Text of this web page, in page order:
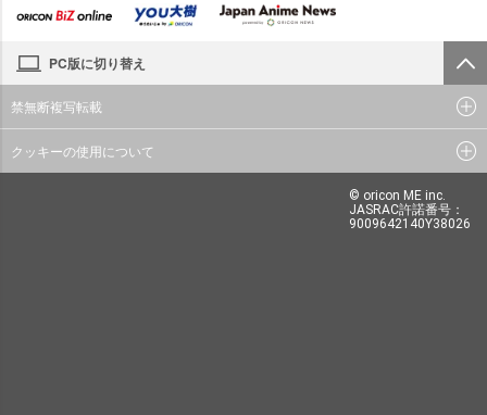
PC版に切り替え
禁無断複写転載
クッキーの使用について
© oricon ME inc.
JASRAC許諾番号：
9009642140Y38026